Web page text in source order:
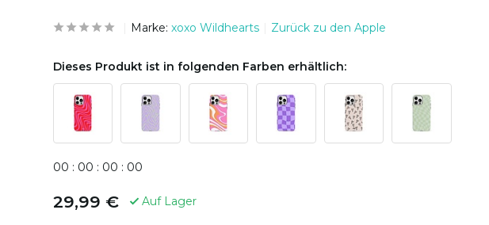
Marke: xoxo Wildhearts Zurück zu den Apple
Dieses Produkt ist in folgenden Farben erhältlich:
00 : 00 : 00 : 00
29,99 € Auf Lager